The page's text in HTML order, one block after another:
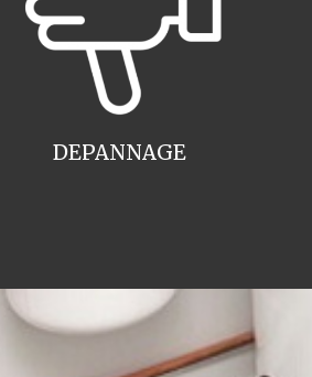
DEPANNAGE